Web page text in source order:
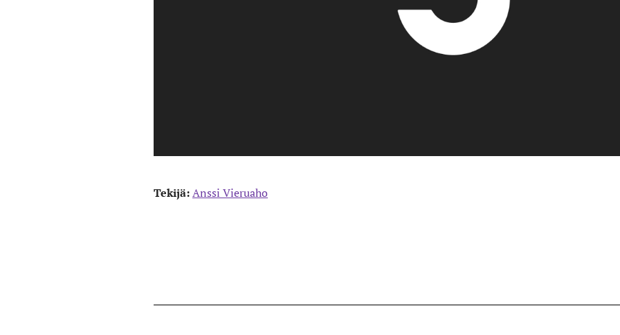
Tekijä:Anssi Vieruaho